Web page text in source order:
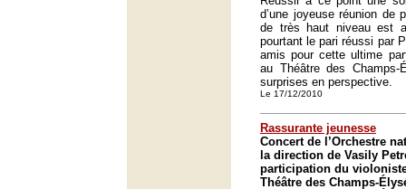
d’une joyeuse réunion de
de très haut niveau est
pourtant le pari réussi par
amis pour cette ultime
au Théâtre des
surprises en perspective.
Le 17/12/2010
Rassurante jeunesse
Concert de l’Orchestre
la direction de Vasily
participation du
Théâtre des Champs-